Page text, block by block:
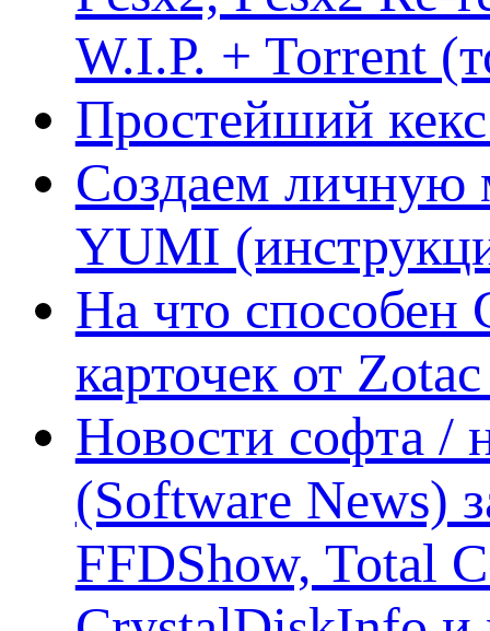
W.I.P. + Torrent
Простейший кекс
Создаем личную
YUMI
На что способен
карточек от
Новости софта /
(Software News)
FFDShow, Total